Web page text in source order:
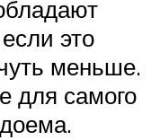
это
меньше.
для самого